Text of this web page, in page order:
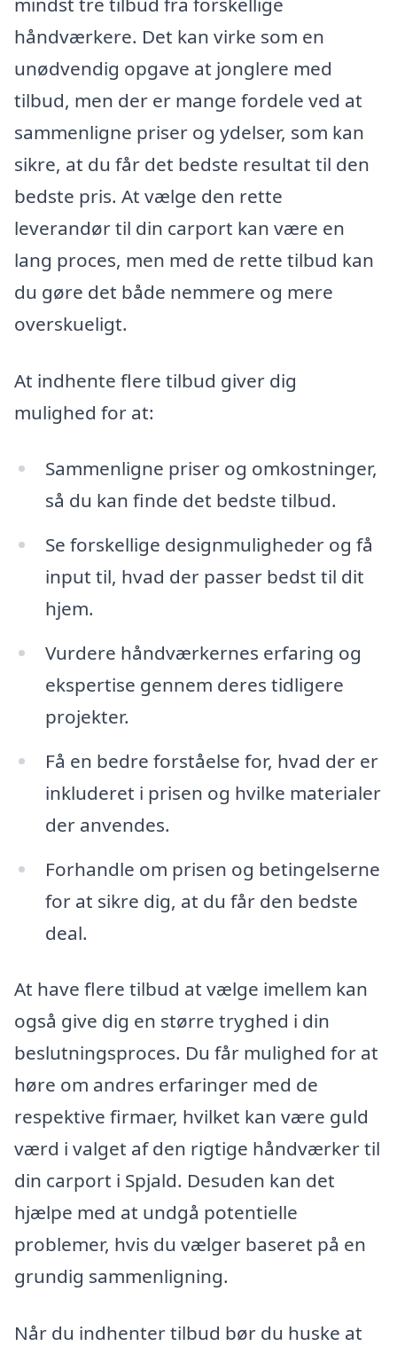
håndværkere. Det kan virke som en
unødvendig opgave at jonglere med
tilbud, men der er mange fordele ved at
sammenligne priser og ydelser, som kan
sikre, at du får det bedste resultat til den
bedste pris. At vælge den rette
leverandør til din carport kan være en
lang proces, men med de rette tilbud kan
du gøre det både nemmere og mere
overskueligt.
At indhente flere tilbud giver dig
mulighed for at:
Sammenligne priser og omkostninger,
så du kan finde det bedste tilbud.
Se forskellige designmuligheder og få
input til, hvad der passer bedst til dit
hjem.
Vurdere håndværkernes erfaring og
ekspertise gennem deres tidligere
projekter.
Få en bedre forståelse for, hvad der er
inkluderet i prisen og hvilke materialer
der anvendes.
Forhandle om prisen og betingelserne
for at sikre dig, at du får den bedste
deal.
At have flere tilbud at vælge imellem kan
også give dig en større tryghed i din
beslutningsproces. Du får mulighed for at
høre om andres erfaringer med de
respektive firmaer, hvilket kan være guld
værd i valget af den rigtige håndværker til
din carport i Spjald. Desuden kan det
hjælpe med at undgå potentielle
problemer, hvis du vælger baseret på en
grundig sammenligning.
Når du indhenter tilbud bør du huske at